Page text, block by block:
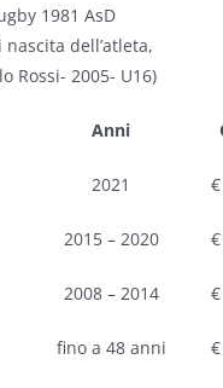
1981 AsD
dell’atleta,
Rossi- 2005- U16)
Anni
2021
2015 – 2020
2008 – 2014
fino a 48 anni